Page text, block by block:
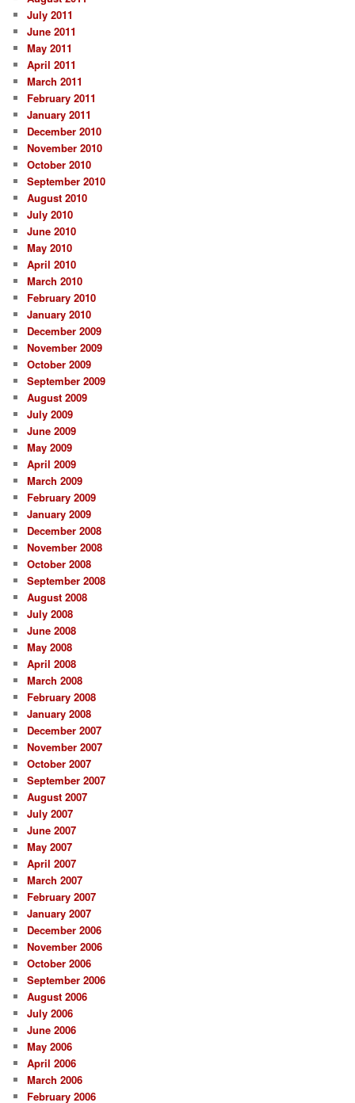
July 2011
June 2011
May 2011
April 2011
March 2011
February 2011
January 2011
December 2010
November 2010
October 2010
September 2010
August 2010
July 2010
June 2010
May 2010
April 2010
March 2010
February 2010
January 2010
December 2009
November 2009
October 2009
September 2009
August 2009
July 2009
June 2009
May 2009
April 2009
March 2009
February 2009
January 2009
December 2008
November 2008
October 2008
September 2008
August 2008
July 2008
June 2008
May 2008
April 2008
March 2008
February 2008
January 2008
December 2007
November 2007
October 2007
September 2007
August 2007
July 2007
June 2007
May 2007
April 2007
March 2007
February 2007
January 2007
December 2006
November 2006
October 2006
September 2006
August 2006
July 2006
June 2006
May 2006
April 2006
March 2006
February 2006